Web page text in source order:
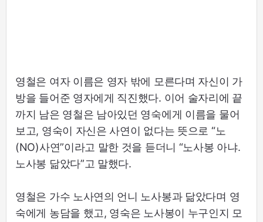
영철은 여자 이름은 영자 밖에 모른다며 자신이 가
방을 들어준 영자에게 직진했다. 이어 술자리에 끝
까지 남은 영철은 남아있던 영숙에게 이름을 물어
보고, 영숙이 자신은 사연이 없다는 뜻으로 “노
(NO)사연”이라고 말한 것을 듣더니 “노사봉 아냐.
노사봉 닮았다”고 말했다.
영철은 가수 노사연의 언니 노사봉과 닮았다며 영
숙에게 농담을 했고, 영숙은 노사봉이 누구인지 모